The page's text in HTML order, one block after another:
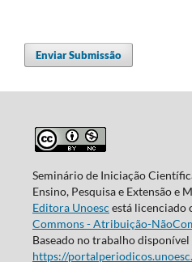
Enviar Submissão
Seminário de Iniciação
Ensino, Pesquisa e Extensão e
Editora Unoesc está licenciado
Commons - Atribuição-
Baseado no trabalho disponível
https://